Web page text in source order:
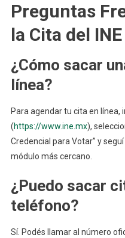
Preguntas
la Cita del INE
¿Cómo sacar
línea?
Para agendar tu cita en línea,
(https://www.ine.mx),
Credencial para Votar” y
módulo más cercano.
¿Puedo sacar
teléfono?
Sí. Podés llamar al número